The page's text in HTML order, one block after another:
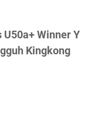
Winner Y
Kingkong